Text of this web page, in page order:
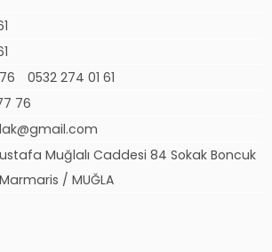
0532 274 01 61
76
Muğlalı Caddesi 84 Sokak Boncuk
/ MUĞLA